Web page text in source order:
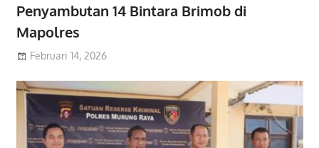
Penyambutan 14 Bintara Brimob di
Mapolres
Februari 14, 2026